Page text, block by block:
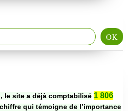
le site a déjà comptabilisé 1 806
qui témoigne de l’importance